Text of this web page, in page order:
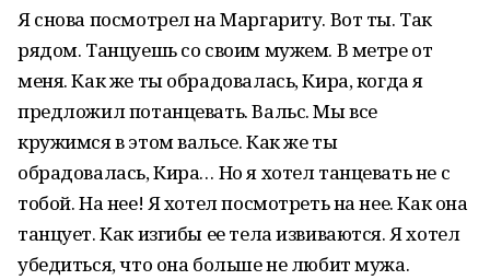
Я снова посмотрел на Маргариту. Вот ты. Так
рядом. Танцуешь со своим мужем. В метре от
меня. Как же ты обрадовалась, Кира, когда я
предложил потанцевать. Вальс. Мы все
кружимся в этом вальсе. Как же ты
обрадовалась, Кира… Но я хотел танцевать не с
тобой. На нее! Я хотел посмотреть на нее. Как она
танцует. Как изгибы ее тела извиваются. Я хотел
убедиться, что она больше не любит мужа.